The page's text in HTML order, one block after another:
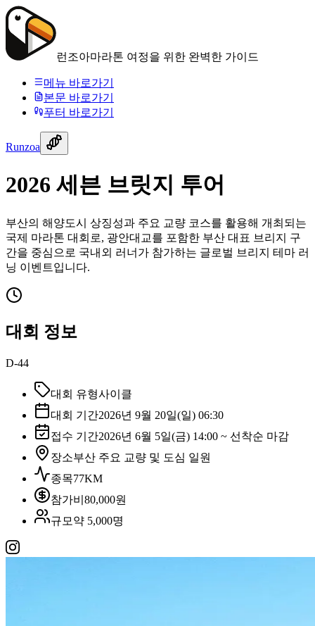
런조아마라톤 여정을 위한 완벽한 가이드
메뉴 바로가기
본문 바로가기
푸터 바로가기
Runzoa
2026 세븐 브릿지 투어
부산의 해양도시 상징성과 주요 교량 코스를 활용해 개최되는
국제 마라톤 대회로, 광안대교를 포함한 부산 대표 브리지 구
간을 중심으로 국내외 러너가 참가하는 글로벌 브리지 테마 러
닝 이벤트입니다.
대회 정보
D-44
대회 유형사이클
대회 기간2026년 9월 20일(일) 06:30
접수 기간2026년 6월 5일(금) 14:00 ~ 선착순 마감
장소부산 주요 교량 및 도심 일원
종목77KM
참가비 80,000원
규모 약 5,000명